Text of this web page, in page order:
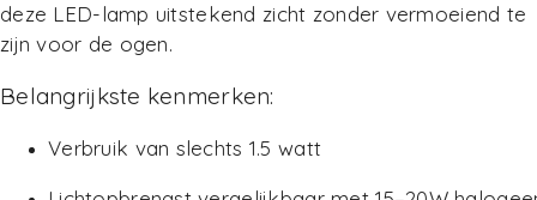
deze LED-lamp uitstekend zicht zonder vermoeiend te
zijn voor de ogen.
Belangrijkste kenmerken:
Verbruik van slechts 1.5 watt